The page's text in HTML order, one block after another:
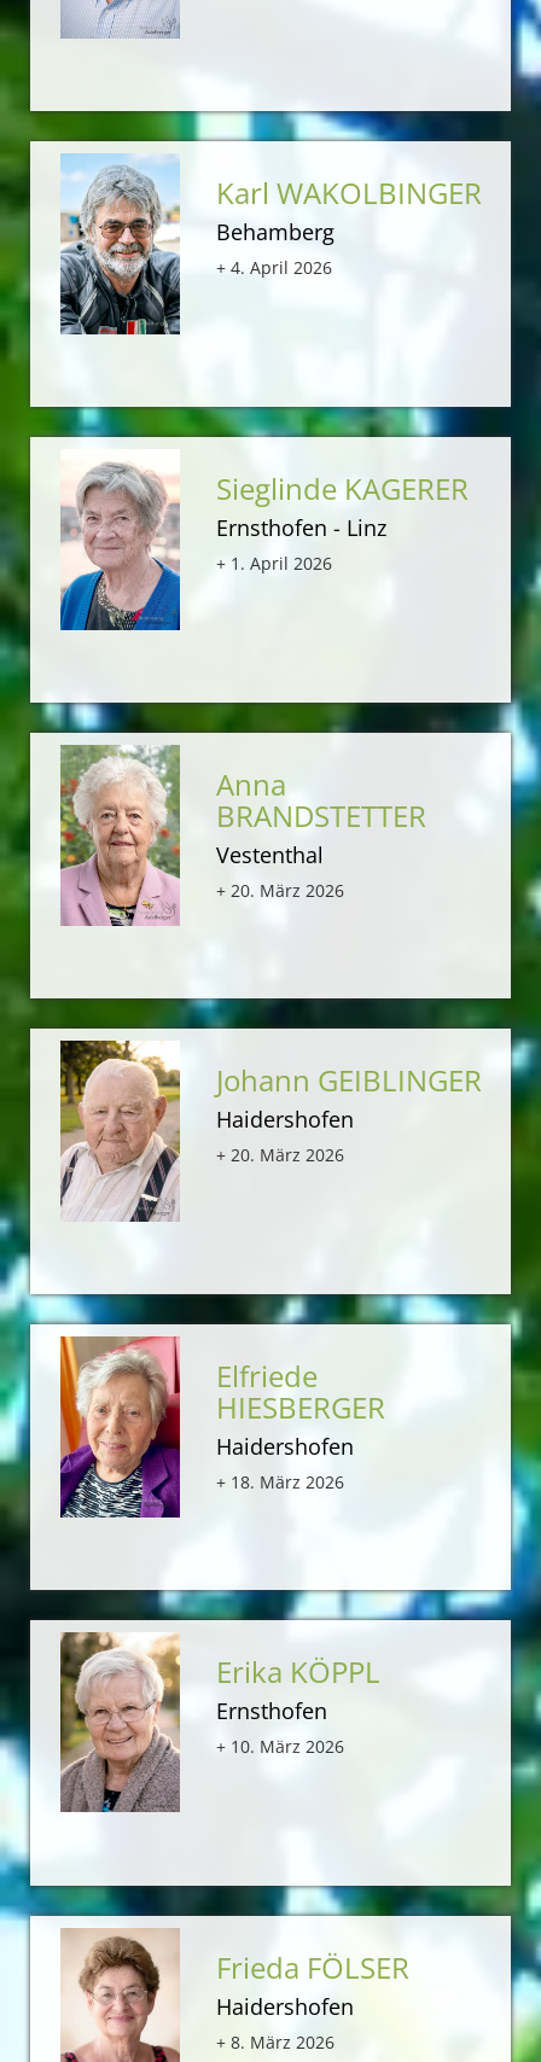
Karl WAKOLBINGER
Behamberg
+ 4. April 2026
Sieglinde KAGERER
Ernsthofen - Linz
+ 1. April 2026
Anna
BRANDSTETTER
Vestenthal
+ 20. März 2026
Johann GEIBLINGER
Haidershofen
+ 20. März 2026
Elfriede
HIESBERGER
Haidershofen
+ 18. März 2026
Erika KÖPPL
Ernsthofen
+ 10. März 2026
Frieda FÖLSER
Haidershofen
+ 8. März 2026